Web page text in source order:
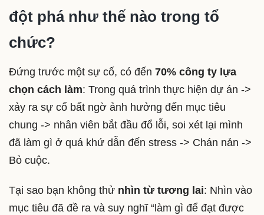
đột phá như thế nào trong tổ
chức?
Đứng trước một sự cố, có đến 70% công ty lựa
chọn cách làm: Trong quá trình thực hiện dự án ->
xảy ra sự cố bất ngờ ảnh hưởng đến mục tiêu
chung -> nhân viên bắt đầu đổ lỗi, soi xét lại mình
đã làm gì ở quá khứ dẫn đến stress -> Chán nản ->
Bỏ cuộc.
Tại sao bạn không thử nhìn từ tương lai: Nhìn vào
mục tiêu đã đề ra và suy nghĩ “làm gì để đạt được